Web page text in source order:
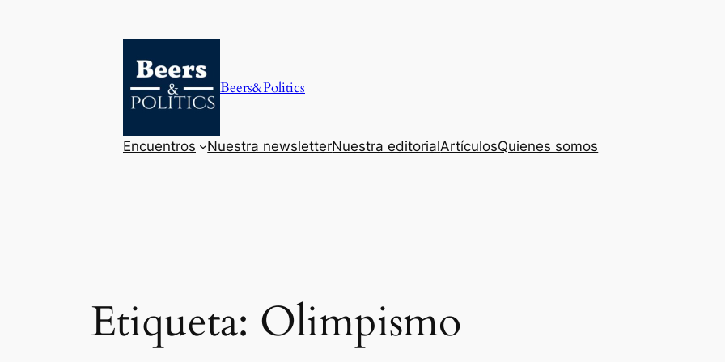
Beers&Politics
Encuentros Nuestra newsletterNuestra editorialArtículosQuienes somos
Etiqueta: Olimpismo